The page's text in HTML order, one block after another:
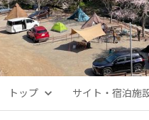
トップ サイト・宿泊施